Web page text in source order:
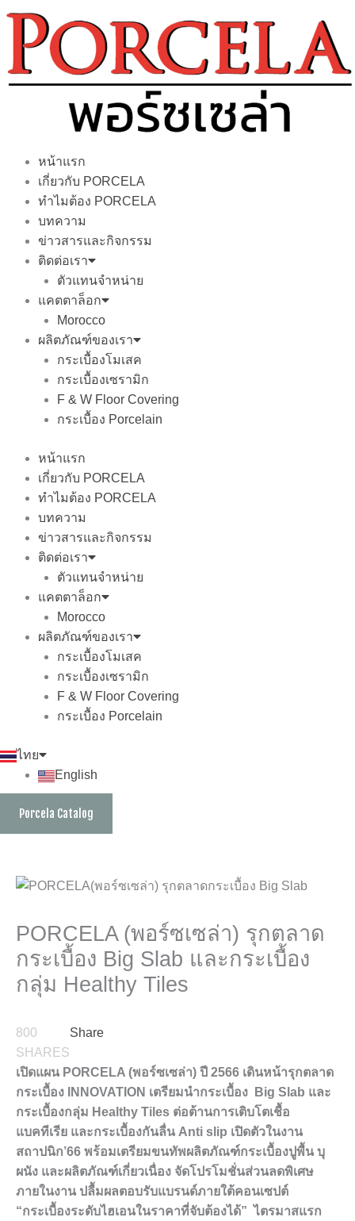
content
หน้าแรก
เกี่ยวกับ PORCELA
ทำไมต้อง PORCELA
บทความ
ข่าวสารและกิจกรรม
ติดต่อเรา
ตัวแทนจำหน่าย
แคตตาล็อก
Morocco
ผลิตภัณฑ์ของเรา
กระเบื้องโมเสค
กระเบื้องเซรามิก
F & W Floor Covering
กระเบื้อง Porcelain
หน้าแรก
เกี่ยวกับ PORCELA
ทำไมต้อง PORCELA
บทความ
ข่าวสารและกิจกรรม
ติดต่อเรา
ตัวแทนจำหน่าย
แคตตาล็อก
Morocco
ผลิตภัณฑ์ของเรา
กระเบื้องโมเสค
กระเบื้องเซรามิก
F & W Floor Covering
กระเบื้อง Porcelain
ไทย
English
Porcela Catalog
PORCELA (พอร์ซเซล่า) รุกตลาด
กระเบื้อง Big Slab และกระเบื้อง
กลุ่ม Healthy Tiles
800
SHARES
Share
เปิดแผน PORCELA (พอร์ซเซล่า) ปี 2566 เดินหน้ารุกตลาด
กระเบื้อง INNOVATION เตรียมนำกระเบื้อง Big Slab และ
กระเบื้องกลุ่ม Healthy Tiles ต่อต้านการเติบโตเชื้อ
แบคทีเรีย และกระเบื้องกันลื่น Anti slip เปิดตัวในงาน
สถาปนิก’66 พร้อมเตรียมขนทัพผลิตภัณฑ์กระเบื้องปูพื้น บุ
ผนัง และผลิตภัณฑ์เกี่ยวเนื่อง จัดโปรโมชั่นส่วนลดพิเศษ
ภายในงาน ปลื้มผลตอบรับแบรนด์ภายใต้คอนเซปต์
“กระเบื้องระดับไฮเอนในราคาที่จับต้องได้” ไตรมาสแรก